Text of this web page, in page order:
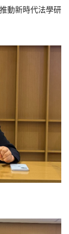
動新時代法學研